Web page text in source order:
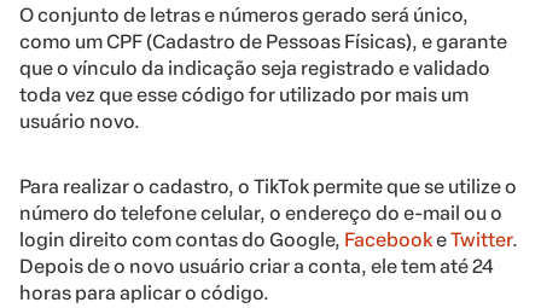
O conjunto de letras e números gerado será único,
como um CPF (Cadastro de Pessoas Físicas), e garante
que o vínculo da indicação seja registrado e validado
toda vez que esse código for utilizado por mais um
usuário novo.
Para realizar o cadastro, o TikTok permite que se utilize o
número do telefone celular, o endereço do e-mail ou o
login direito com contas do Google, FacebookeTwitter.
Depois de o novo usuário criar a conta, ele tem até 24
horas para aplicar o código.